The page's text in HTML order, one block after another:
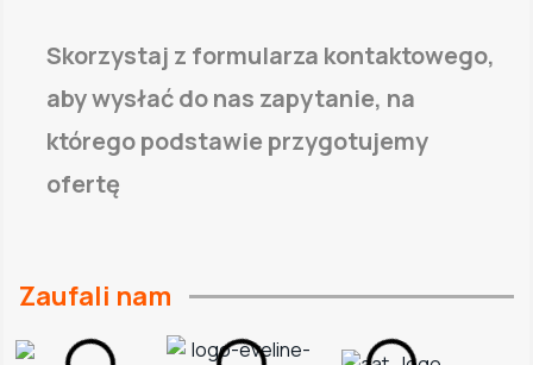
Skorzystaj z formularza kontaktowego,
aby wysłać do nas zapytanie, na
którego podstawie przygotujemy
ofertę
Zaufali nam